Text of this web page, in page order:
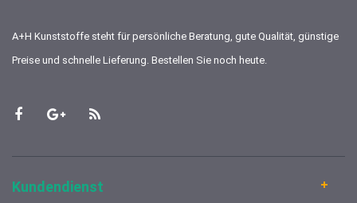
A+H Kunststoffe steht für persönliche Beratung, gute Qualität, günstige
Preise und schnelle Lieferung. Bestellen Sie noch heute.
Kundendienst